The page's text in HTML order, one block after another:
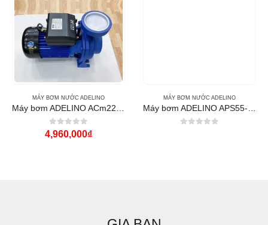
MÁY BƠM NƯỚC ADELINO
0out of 5
4,960,000₫
MÁY BƠM NƯỚC ADELINO